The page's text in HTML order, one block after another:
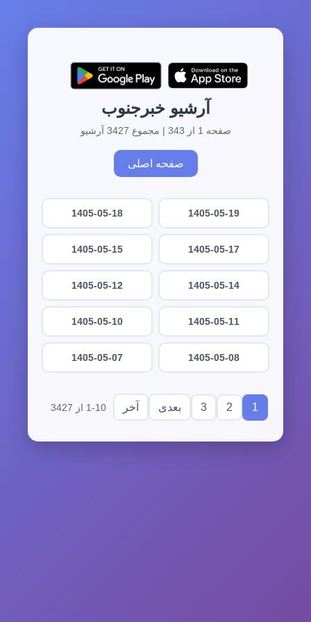
آرشیو خبرجنوب
صفحه 1 از 343 | مجموع 3427 آرشیو
صفحه اصلی
1405-05-19
1405-05-18
1405-05-17
1405-05-15
1405-05-14
1405-05-12
1405-05-11
1405-05-10
1405-05-08
1405-05-07
1
2
3 بعدی آخر 1-10 از 3427